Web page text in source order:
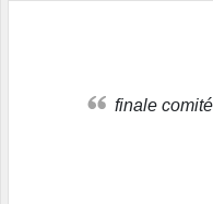
finale